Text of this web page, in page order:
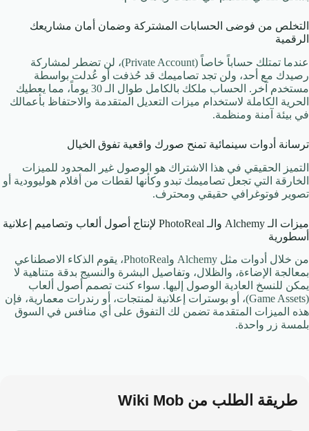
التخلص من فوضى الحسابات المشتركة وضمان أمان مشاريعك
الرقمية
عندما تمتلك حساباً خاصاً (Private Account)، لن تضطر لمشاركة
رصيدك مع أحد، ولن تجد تصاميمك قد حُذفت أو عُدلت بواسطة
مستخدم آخر. الحساب ملكك بالكامل طوال الـ 30 يوماً، مما يعطيك
الحرية الكاملة لاستخدام ميزات التعديل المتقدمة والاحتفاظ بأعمالك
في بيئة آمنة ومنظمة.
ترسانة أدوات سينمائية تمنح صورك واقعية تفوق الخيال
التميز الحقيقي في هذا الاشتراك هو الوصول غير المحدود للميزات
الخارقة التي تجعل تصاميمك تبدو وكأنها لقطات من أفلام هوليوودية أو
تصوير فوتوغرافي حقيقي ومحترف.
ميزات الـ Alchemy والـ PhotoReal لإنتاج أصول ألعاب وتصاميم إعلانية
أسطورية
من خلال أدوات مثل Alchemy وPhotoReal، يقوم الذكاء الاصطناعي
بمعالجة الإضاءة، والظلال، وتفاصيل البشرة والنسيج بدقة متناهية لا
يمكن للنسخ العادية الوصول إليها. سواء كنت تصمم أصول ألعاب
(Game Assets)، أو بوسترات إعلانية لمنتجات، أو رندرات معمارية، فإن
هذه الميزات المتقدمة تضمن لك التفوق على أي منافس في السوق
بلمسة زر واحدة.
طريقة الطلب من Wiki Mob